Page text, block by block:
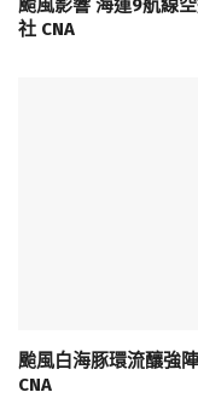
颱風影響 海運9航線
社 CNA
颱風白海豚環流釀強
CNA